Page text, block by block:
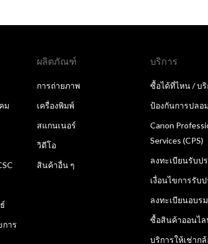
ม
การ
ผลิตภัณฑ์
การถ่ายภาพ
เครื่องพิมพ์
สแกนเนอร์
วิดีโอ
สินค้าอื่น ๆ
บริการ
ซื้อได้ที่ไหน / บริ
ป้องกันการปลอม
Canon
Services (CPS)
ลงทะเบียนรับป
เงื่อนไขการรับ
ลงทะเบียนอบร
ซื้อสินค้าออนไ
บริการให้เช่ากล้